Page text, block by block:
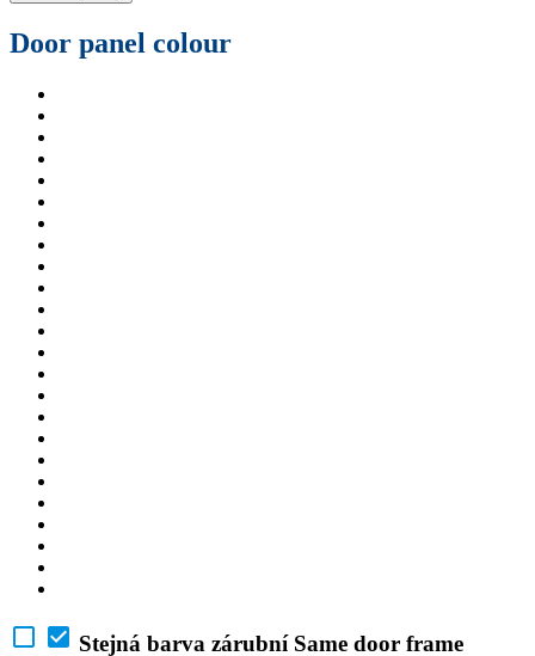
Door panel colour
Stejná barva zárubní Same door frame